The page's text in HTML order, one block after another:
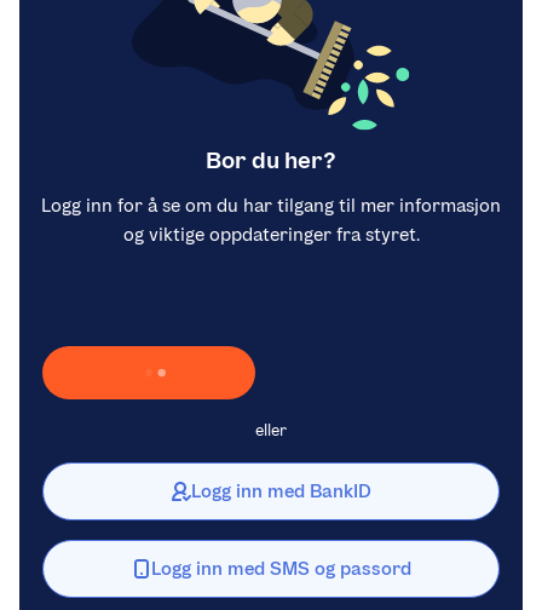
Bor du her?
Logg inn for å se om du har tilgang til mer informasjon
og viktige oppdateringer fra styret.
Laster inn Vipps …
eller
Logg inn med BankID
Logg inn med SMS og passord